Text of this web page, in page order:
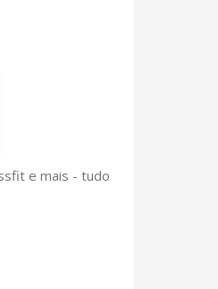
e mais - tudo